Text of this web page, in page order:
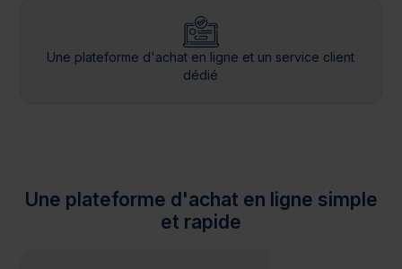
Une plateforme d'achat en ligne et un service client
dédié
Une plateforme d'achat en ligne simple
et rapide